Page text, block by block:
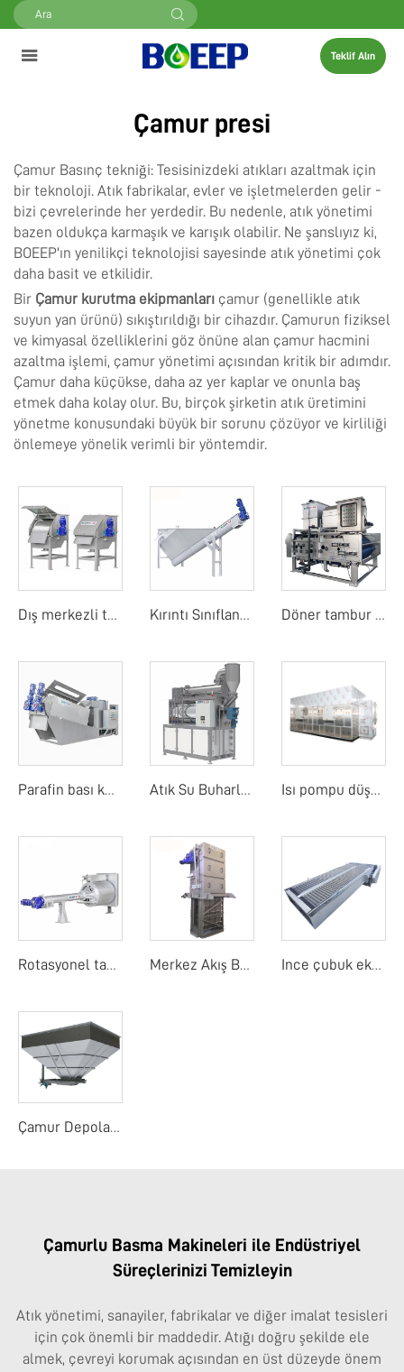
Teklif Alın
Çamur presi
Çamur Basınç tekniği: Tesisinizdeki atıkları azaltmak için
bir teknoloji. Atık fabrikalar, evler ve işletmelerden gelir -
bizi çevrelerinde her yerdedir. Bu nedenle, atık yönetimi
bazen oldukça karmaşık ve karışık olabilir. Ne şanslıyız ki,
BOEEP'ın yenilikçi teknolojisi sayesinde atık yönetimi çok
daha basit ve etkilidir.
Bir Çamur kurutma ekipmanları çamur (genellikle atık
suyun yan ürünü) sıkıştırıldığı bir cihazdır. Çamurun fiziksel
ve kimyasal özelliklerini göz önüne alan çamur hacmini
azaltma işlemi, çamur yönetimi açısından kritik bir adımdır.
Çamur daha küçükse, daha az yer kaplar ve onunla baş
etmek daha kolay olur. Bu, birçok şirketin atık üretimini
yönetme konusundaki büyük bir sorunu çözüyor ve kirliliği
önlemeye yönelik verimli bir yöntemdir.
Dış merkezli tambur ekranı Kırıntı Sınıflandırıcı Döner tambur bant filtre basıncı
Parafin bası kurutucu Atık Su Buharlaştırıcı Isı pompu düşük sıcaklık bant kurutma makinesi
Rotasyonel tambur detay ekranı Merkez Akış Bant Ekranı Ince çubuk ekranı
Çamur Depolama Yuvası
Çamurlu Basma Makineleri ile Endüstriyel
Süreçlerinizi Temizleyin
Atık yönetimi, sanayiler, fabrikalar ve diğer imalat tesisleri
için çok önemli bir maddedir. Atığı doğru şekilde ele
almek, çevreyi korumak açısından en üst düzeyde önem